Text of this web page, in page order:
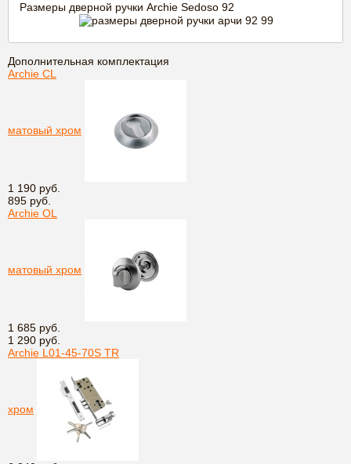
Размеры дверной ручки Archie Sedoso 92
Дополнительная комплектация
Archie CL
матовый хром
1 190 руб.
895 руб.
Archie OL
матовый хром
1 685 руб.
1 290 руб.
Archie L01-45-70S TR
хром